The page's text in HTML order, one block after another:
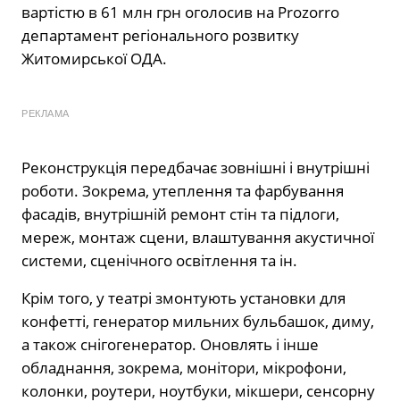
вартістю в 61 млн грн оголосив на Рrozorro
департамент регіонального розвитку
Житомирської ОДА.
РЕКЛАМА
Реконструкція передбачає зовнішні і внутрішні
роботи. Зокрема, утеплення та фарбування
фасадів, внутрішній ремонт стін та підлоги,
мереж, монтаж сцени, влаштування акустичної
системи, сценічного освітлення та ін.
Крім того, у театрі змонтують установки для
конфетті, генератор мильних бульбашок, диму,
а також снігогенератор. Оновлять і інше
обладнання, зокрема, монітори, мікрофони,
колонки, роутери, ноутбуки, мікшери, сенсорну